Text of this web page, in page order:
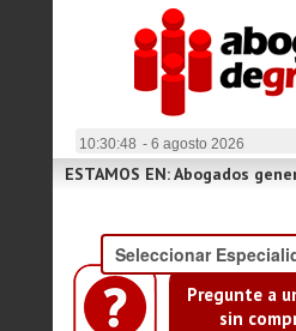
10:30:49 - 6 agosto 2026
Pregunte a
sin
ESTAMOS EN: Abogados